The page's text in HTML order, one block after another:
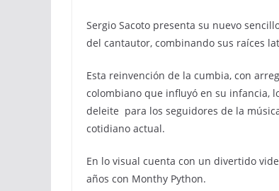
Sergio Sacoto presenta su nuevo
del cantautor, combinando sus raíces
Esta reinvención de la cumbia, con
colombiano que influyó en su infancia,
deleite para los seguidores de la
cotidiano actual.
En lo visual cuenta con un divertido
años con Monthy Python.